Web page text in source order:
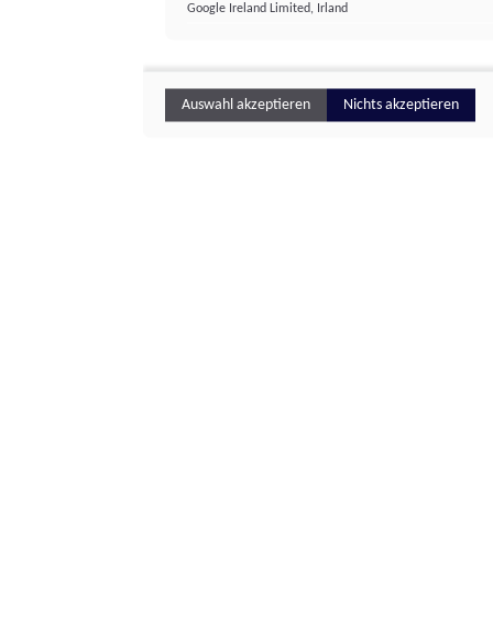
Google Ireland Limited, Irland
Auswahl akzeptieren Nichts akzeptieren